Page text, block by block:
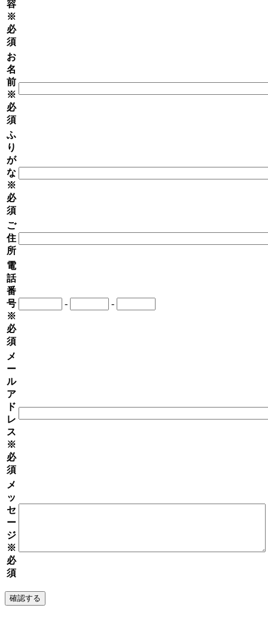
容
※
必
須
お
名
前
※
必
須
ふ
り
が
な
※
必
須
ご
住
所
電
話
番
号
※
必
須
- -
メ
ー
ル
ア
ド
レ
ス
※
必
須
メ
ッ
セ
ー
ジ
※
必
須